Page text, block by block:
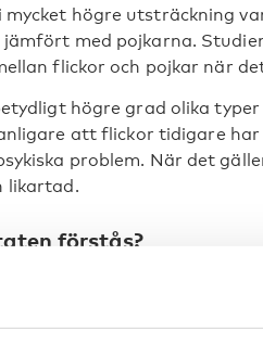
mycket högre utsträckning
jämfört med pojkarna.
flickor och pojkar när
högre grad olika
att flickor tidigare
problem. När det
likartad.
förstås?
studien riskerar att spä på
Samtidigt går det
pojkar med alkohol- och